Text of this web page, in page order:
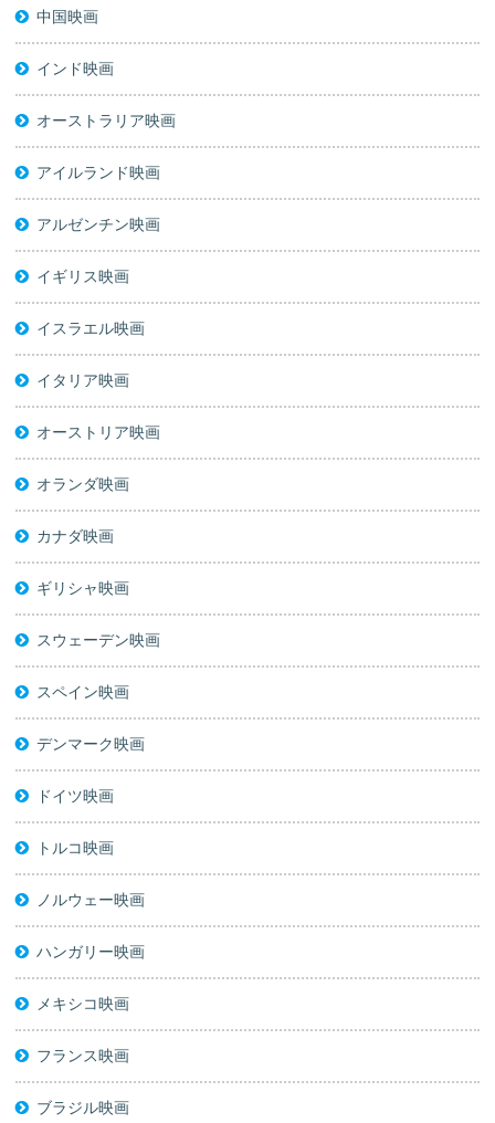
中国映画
インド映画
オーストラリア映画
アイルランド映画
アルゼンチン映画
イギリス映画
イスラエル映画
イタリア映画
オーストリア映画
オランダ映画
カナダ映画
ギリシャ映画
スウェーデン映画
スペイン映画
デンマーク映画
ドイツ映画
トルコ映画
ノルウェー映画
ハンガリー映画
メキシコ映画
フランス映画
ブラジル映画